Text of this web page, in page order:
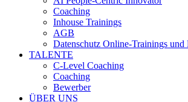
Coaching
Inhouse Trainings
AGB
Datenschutz Online-Trainings und
TALENTE
C-Level Coaching
Coaching
Bewerber
ÜBER UNS